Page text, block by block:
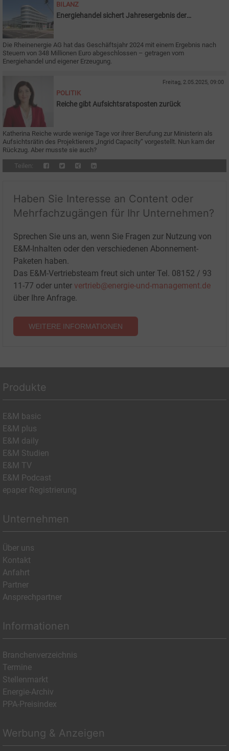
BILANZ
Energiehandel sichert Jahresergebnis der
Die Rheinenergie AG hat das Geschäftsjahr 2024 mit einem Ergebnis nach
Steuern von 348 Millionen Euro abgeschlossen – getragen vom
Energiehandel und eigener Erzeugung.
Freitag, 2.05.2025, 09:00
POLITIK
Reiche gibt Aufsichtsratsposten zurück
Katherina Reiche wurde wenige Tage vor ihrer Berufung zur Ministerin als
Aufsichtsrätin des Projektierers „Ingrid Capacity“ vorgestellt. Nun kam der
Rückzug. Aber musste sie auch?
Teilen:
Haben Sie Interesse an Content oder
Mehrfachzugängen für Ihr Unternehmen?
Sprechen Sie uns an, wenn Sie Fragen zur Nutzung von
E&M-Inhalten oder den verschiedenen Abonnement-
Paketen haben.
Das E&M-Vertriebsteam freut sich unter Tel. 08152 / 93
11-77 oder unter vertrieb@energie-und-management.de
über Ihre Anfrage.
WEITERE INFORMATIONEN
Produkte
E&M basic
E&M plus
E&M daily
E&M Studien
E&M TV
E&M Podcast
epaper Registrierung
Unternehmen
Über uns
Kontakt
Anfahrt
Partner
Ansprechpartner
Informationen
Branchenverzeichnis
Termine
Stellenmarkt
Energie-Archiv
PPA-Preisindex
Werbung & Anzeigen